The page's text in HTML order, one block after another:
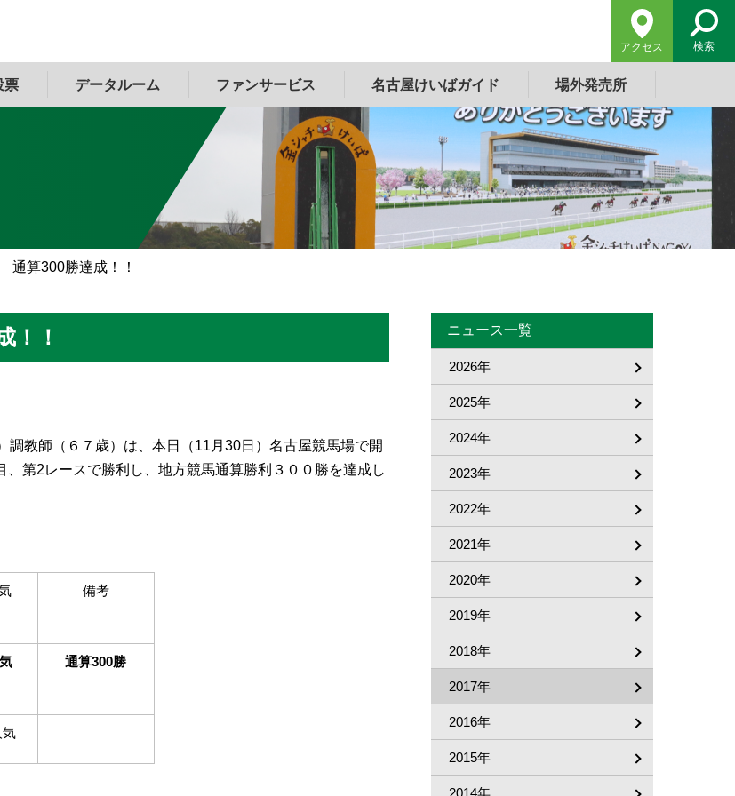
票 データルーム ファンサービス 名古屋けいばガイド 場外発売所
アクセス 検索
算300勝達成！！
！
教師（６７歳）は、本日（11月30日）名古屋競馬場で開
第2レースで勝利し、地方競馬通算勝利３００勝を達成し
備考
通算300勝
気
ニュース一覧
2026年
2025年
2024年
2023年
2022年
2021年
2020年
2019年
2018年
2017年
2016年
2015年
2014年